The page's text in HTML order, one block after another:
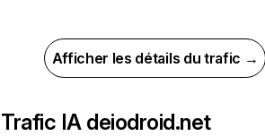
Afficher les détails du trafic →
Trafic IA deiodroid.net